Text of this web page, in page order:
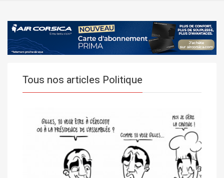
Tous nos articles Politique